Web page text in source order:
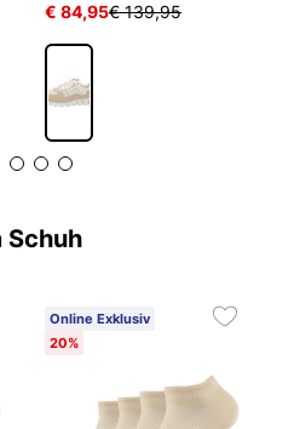
€ 84,95€ 139,95
Schuh
Online Exklusiv
20%